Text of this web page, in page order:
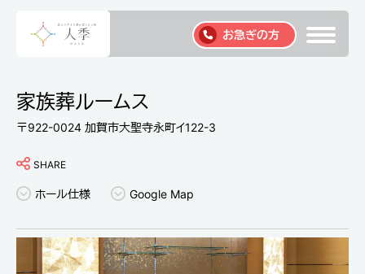
お急ぎの方
家族葬ルームス
〒922-0024 加賀市大聖寺永町イ122-3
SHARE
ホール仕様 Google Map